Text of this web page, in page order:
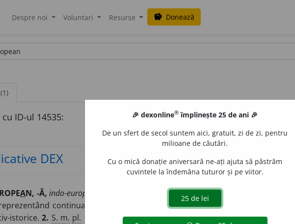
Despre noi Voluntari Resurse savings Donează
ID-ul 14535:
DEX
AN, -Ă, indo-europeni, -e, 1. Adj.(În sintagma) Limbi indo-
continuarea unei limbi neatestate în texte scrise, dar
istorice.2. S. m. pl. Denumire dată unui grup de populații care trăiau prin
🎉 dexonline® împlinește 25 de ani 🎉
De un sfert de secol suntem aici, gratuit, zi de zi, pentru
milioane de căutări.
Cu o mică donație aniversară ne-ați ajuta să păstrăm
cuvintele la îndemâna tuturor și pe viitor.